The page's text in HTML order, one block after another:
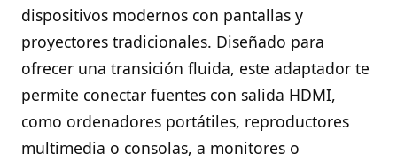
dispositivos modernos con pantallas y
proyectores tradicionales. Diseñado para
ofrecer una transición fluida, este adaptador te
permite conectar fuentes con salida HDMI,
como ordenadores portátiles, reproductores
multimedia o consolas, a monitores o